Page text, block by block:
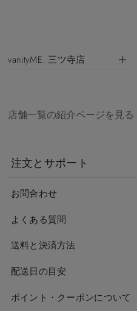
vanityME. 三ツ寺店
店舗一覧の紹介ページを見る
注文とサポート
お問合わせ
よくある質問
送料と決済方法
配送日の目安
ポイント・クーポンについて